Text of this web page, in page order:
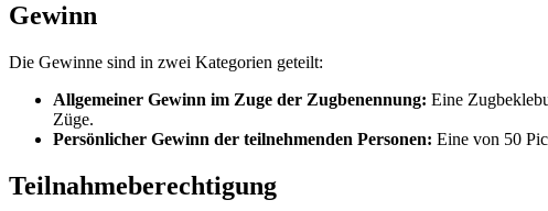
Gewinn
Die Gewinne sind in zwei Kategorien geteilt:
Allgemeiner Gewinn im Zuge der Zugbenennung: Eine
Züge.
Persönlicher Gewinn der teilnehmenden Personen: Eine von 50
Teilnahmeberechtigung